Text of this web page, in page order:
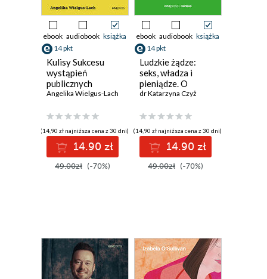
ebook audiobook książka
14 pkt
Kulisy Sukcesu
wystąpień
publicznych
Angelika Wielgus-Lach
(14,90 zł najniższa cena z 30 dni)
14.90 zł
49.00zł (-70%)
ebook audiobook książka
14 pkt
Ludzkie żądze:
seks, władza i
pieniądze. O
trudnej sztuce
udanego związku
dr Katarzyna Czyż
(14,90 zł najniższa cena z 30 dni)
14.90 zł
49.00zł (-70%)